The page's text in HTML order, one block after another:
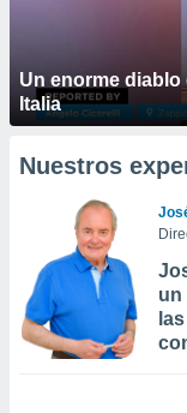
Un enorme
Italia
Nuestros
un